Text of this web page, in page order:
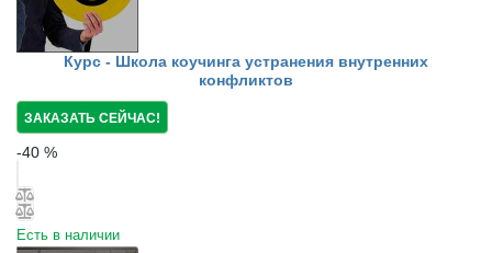
Курс - Школа коучинга устранения внутренних
конфликтов
ЗАКАЗАТЬ СЕЙЧАС!
-40 %
Есть в наличии